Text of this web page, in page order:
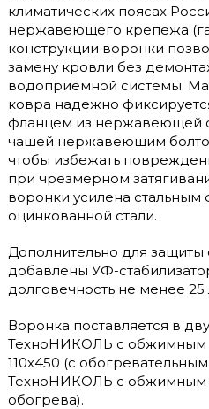
климатических поясах
нержавеющего крепежа
конструкции воронки
замену кровли без
водоприемной системы.
ковра надежно
фланцем из нержавеющей
чашей нержавеющим
чтобы избежать
при чрезмерном
воронки усилена стальным
оцинкованной стали.
Дополнительно для защиты
добавлены УФ-
долговечность не менее 25
Воронка поставляется в
ТехноНИКОЛЬ с обжимным
110х450 (с
ТехноНИКОЛЬ с обжимным
обогрева).